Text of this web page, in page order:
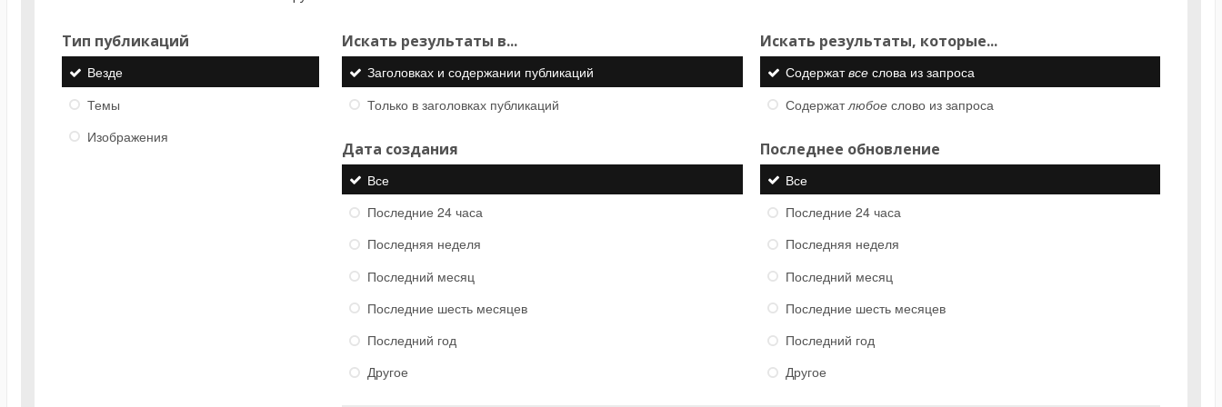
Тип публикаций
Везде
Темы
Изображения
Искать результаты в...
Заголовках и содержании публикаций
Только в заголовках публикаций
Искать результаты, которые...
Содержатвсеслова из запроса
Содержатлюбоеслово из запроса
Дата создания
Все
Последние 24 часа
Последняя неделя
Последний месяц
Последние шесть месяцев
Последний год
Другое
Последнее обновление
Все
Последние 24 часа
Последняя неделя
Последний месяц
Последние шесть месяцев
Последний год
Другое